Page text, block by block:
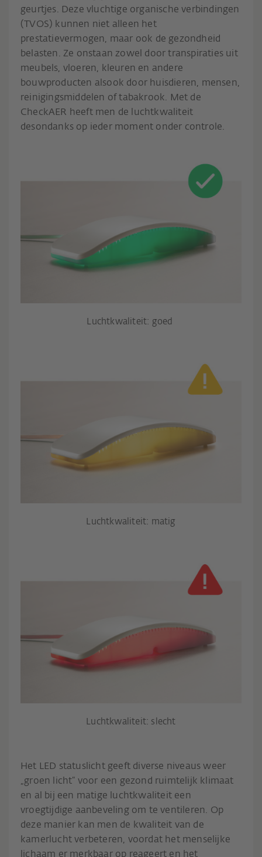
geurtjes. Deze vluchtige organische verbindingen
(TVOS) kunnen niet alleen het
prestatievermogen, maar ook de gezondheid
belasten. Ze onstaan zowel door transpiraties uit
meubels, vloeren, kleuren en andere
bouwproducten alsook door huisdieren, mensen,
reinigingsmiddelen of tabakrook. Met de
CheckAER heeft men de luchtkwaliteit
desondanks op ieder moment onder controle.
Luchtkwaliteit: goed
Luchtkwaliteit: matig
Luchtkwaliteit: slecht
Het LED statuslicht geeft diverse niveaus weer
„groen licht“ voor een gezond ruimtelijk klimaat
en al bij een matige luchtkwaliteit een
vroegtijdige aanbeveling om te ventileren. Op
deze manier kan men de kwaliteit van de
kamerlucht verbeteren, voordat het menselijke
lichaam er merkbaar op reageert en het